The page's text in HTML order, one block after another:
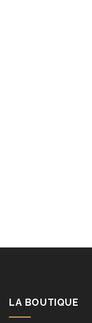
LA BOUTIQUE